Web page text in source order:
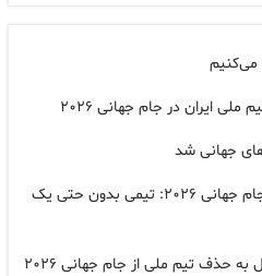
می‌کنیم
ملی ایران در جام جهانی ۲۰۲۶
جهانی شد
آمار عجیب تیم ملی ایران در جام جهانی ۲۰۲۶: تیمی بدون حتی یک
حذف تیم ملی از جام جهانی ۲۰۲۶